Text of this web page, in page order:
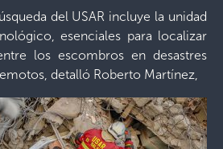
del USAR incluye la unidad
esenciales para localizar
los escombros en desastres
detalló Roberto Martínez,